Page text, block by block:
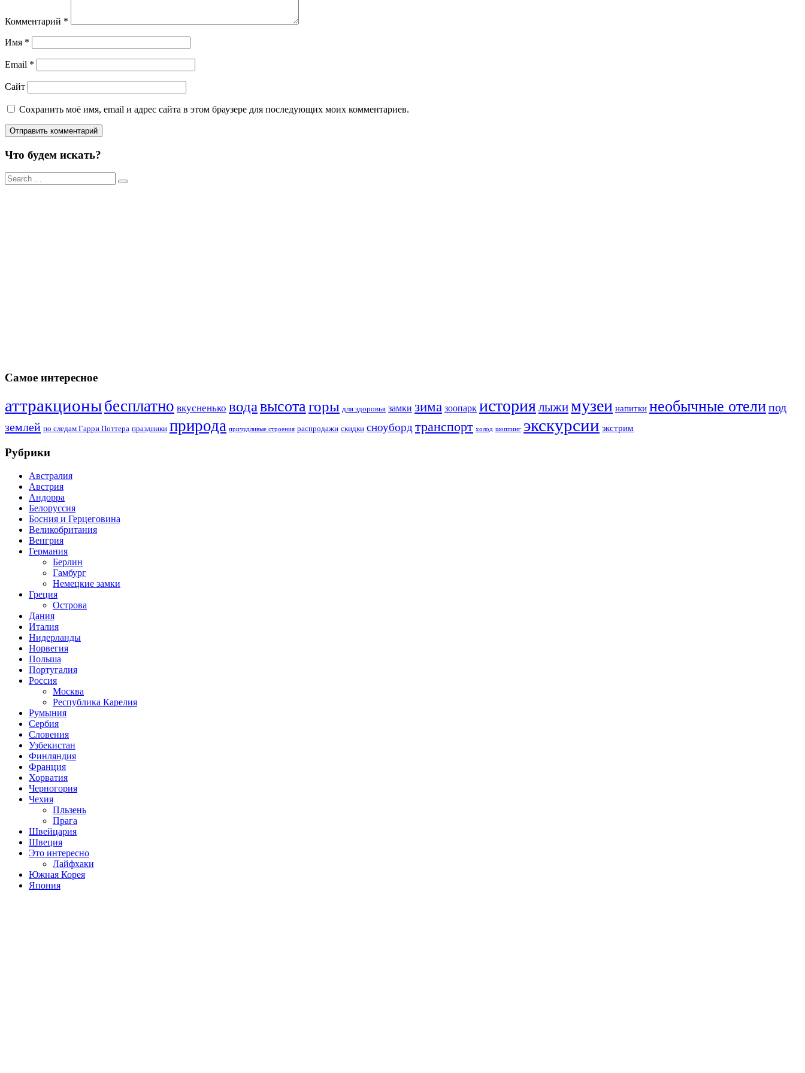
Комментарий *
Имя *
Email *
Сайт
Сохранить моё имя, email и адрес сайта в этом браузере для последующих моих комментариев.
Что будем искать?
Результаты
поиска
Самое интересное
аттракционыбесплатно вкусненько водавысота горы для здоровья замки зима зоопарк историялыжимузеи напитки необычные отелипод
землей по следам Гарри Поттера праздники природа причудливые строения распродажи скидки сноуборд транспорт холод шоппинг экскурсии экстрим
Рубрики
Австралия
Австрия
Андорра
Белоруссия
Босния и Герцеговина
Великобритания
Венгрия
Германия
Берлин
Гамбург
Немецкие замки
Греция
Острова
Дания
Италия
Нидерланды
Норвегия
Польша
Португалия
Россия
Москва
Республика Карелия
Румыния
Сербия
Словения
Узбекистан
Финляндия
Франция
Хорватия
Черногория
Чехия
Пльзень
Прага
Швейцария
Швеция
Это интересно
Лайфхаки
Южная Корея
Япония